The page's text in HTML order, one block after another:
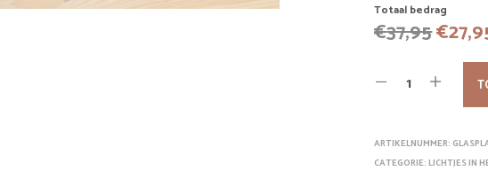
Totaal bedrag
€37,95
prijs
was:
€
ARTIKELNUMMER:
CATEGORIE:LICHTJES IN